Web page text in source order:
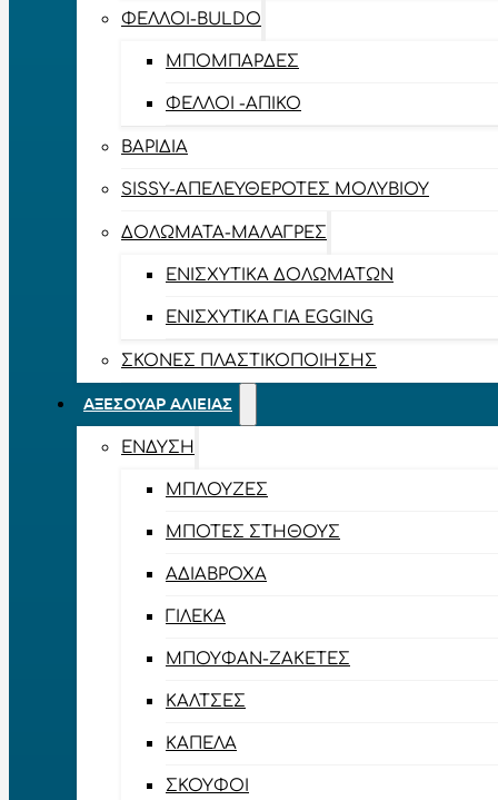
ΦΕΛΛΟΊ-BULDO
ΜΠΟΜΠΆΡΔΕΣ
ΦΕΛΛΟΊ -ΑΠΊΚΟ
ΒΑΡΊΔΙΑ
SISSY-ΑΠΕΛΕΥΘΕΡΟΤΈΣ ΜΟΛΥΒΙΟΎ
ΔΟΛΏΜΑΤΑ-ΜΑΛΆΓΡΕΣ
ΕΝΙΣΧΥΤΙΚΆ ΔΟΛΩΜΆΤΩΝ
ΕΝΙΣΧΥΤΙΚΆ ΓΙΑ EGGING
ΣΚΌΝΕΣ ΠΛΑΣΤΙΚΟΠΟΊΗΣΗΣ
ΑΞΕΣΟΥΆΡ ΑΛΙΕΊΑΣ
ΈΝΔΥΣΗ
ΜΠΛΟΎΖΕΣ
ΜΠΌΤΕΣ ΣΤΉΘΟΥΣ
ΑΔΙΆΒΡΟΧΑ
ΓΙΛΈΚΑ
ΜΠΟΥΦΆΝ-ΖΑΚΈΤΕΣ
ΚΆΛΤΣΕΣ
ΚΑΠΈΛΑ
ΣΚΟΎΦΟΙ